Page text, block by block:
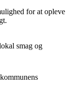
for at opleve
smag og